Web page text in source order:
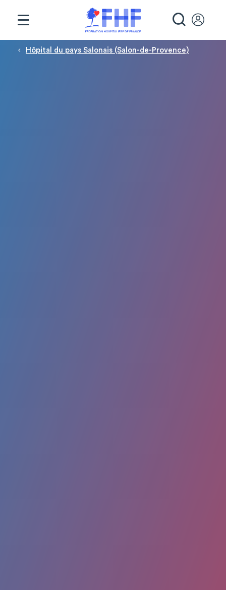
Fil d'Ariane
Hôpital du pays Salonais (Salon-de-Provence)
Panneau de gestion des cookies